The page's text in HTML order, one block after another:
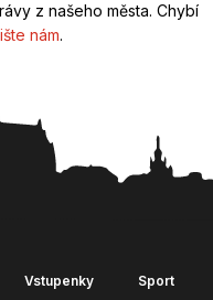
z našeho města. Chybí
nám.
Vstupenky Sport